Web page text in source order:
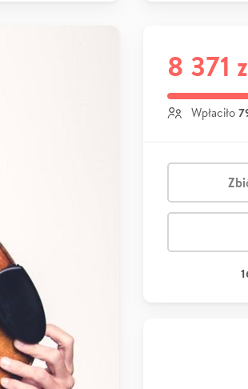
8 371
Wpłaciło